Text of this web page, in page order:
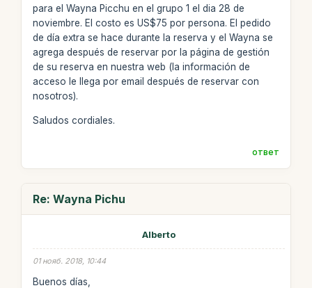
para el Wayna Picchu en el grupo 1 el dia 28 de
noviembre. El costo es US$75 por persona. El pedido
de día extra se hace durante la reserva y el Wayna se
agrega después de reservar por la página de gestión
de su reserva en nuestra web (la información de
acceso le llega por email después de reservar con
nosotros).
Saludos cordiales.
ответ
Re: Wayna Pichu
Alberto
01 нояб. 2018, 10:44
Buenos días,